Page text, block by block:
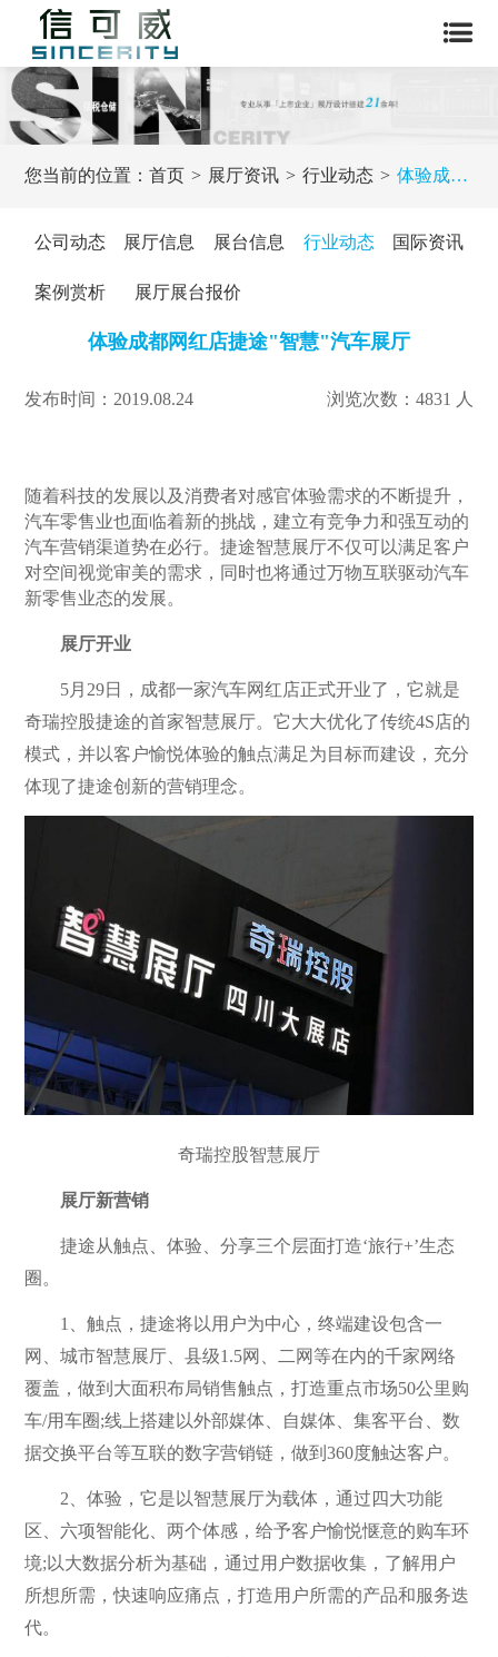
您当前的位置：首页 展厅资讯 行业动态 体验成都网红店捷途"智慧"汽车展厅
公司动态 展厅信息 展台信息 行业动态 国际资讯
案例赏析 展厅展台报价
体验成都网红店捷途"智慧"汽车展厅
发布时间：2019.08.24 浏览次数：4831 人
随着科技的发展以及消费者对感官体验需求的不断提升，
汽车零售业也面临着新的挑战，建立有竞争力和强互动的
汽车营销渠道势在必行。捷途智慧展厅不仅可以满足客户
对空间视觉审美的需求，同时也将通过万物互联驱动汽车
新零售业态的发展。
展厅开业
5月29日，成都一家汽车网红店正式开业了，它就是
奇瑞控股捷途的首家智慧展厅。它大大优化了传统4S店的
模式，并以客户愉悦体验的触点满足为目标而建设，充分
体现了捷途创新的营销理念。
奇瑞控股智慧展厅
展厅新营销
捷途从触点、体验、分享三个层面打造‘旅行+’生态
圈。
1、触点，捷途将以用户为中心，终端建设包含一
网、城市智慧展厅、县级1.5网、二网等在内的千家网络
覆盖，做到大面积布局销售触点，打造重点市场50公里购
车/用车圈;线上搭建以外部媒体、自媒体、集客平台、数
据交换平台等互联的数字营销链，做到360度触达客户。
2、体验，它是以智慧展厅为载体，通过四大功能
区、六项智能化、两个体感，给予客户愉悦惬意的购车环
境;以大数据分析为基础，通过用户数据收集，了解用户
所想所需，快速响应痛点，打造用户所需的产品和服务迭
代。